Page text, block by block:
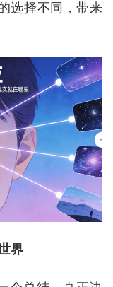
选择不同，带来
界